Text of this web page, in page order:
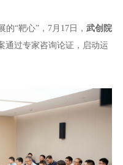
“靶心”，7月17日， 武创院
通过专家咨询论证，启动运